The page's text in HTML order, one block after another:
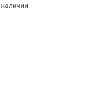
наличии